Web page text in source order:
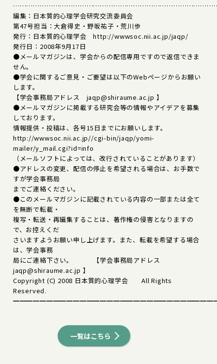
編集：日本質的心理学会研究交流委員会
第47号担当：大倉得史・野坂祐子・荒川歩
発行：日本質的心理学会 http://wwwsoc.nii.ac.jp/jaqp/
発行日：2008年9月17日
●メールマガジンは、学会からの配信専用ですので返信できま
せん。
●学会に関するご意見・ご要望は以下のWebページからお願い
します。
【学会事務局アドレス jaqp@shiraume.ac.jp 】
●メールマガジンに掲載する研究会等の情報やアイデアを募集
しております。
情報提供・投稿は、各号15日までにお願いします。
http://wwwsoc.nii.ac.jp//cgi-bin/jaqp/yomi-
mailer/y_mail.cgi?id=info
（メールソフトによっては、改行されていることがあります）
●アドレスの変更、配信の停止を希望される場合は、お手数で
すが学会事務局
までご連絡ください。
●このメールマガジンに記載されている内容の一部または全て
を無断で転載・
複写・転送・再編集することは、著作権の侵害となりますの
で、お控えくだ
さいますようお願い申し上げます。また、転載を希望する場合
は、学会事務
局にご連絡下さい。 【学会事務局アドレス
jaqp@shiraume.ac.jp 】
Copyright (C) 2008 日本質的心理学会 All Rights
Reserved.
一覧はこちら